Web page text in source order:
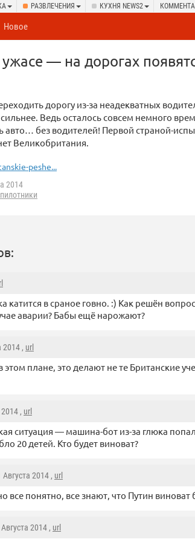
РАЗВЛЕЧЕНИЯ КУХНЯ NEWS2
Новое
— на дорогах
дорогу из-за неадекватных
Ведь осталось совсем немного
авто… без водителей! Первой страной-
Великобритания.
peshe...
2014
катится в сраное говно. :) Как решён
аварии? Бабы ещё нарожают?
2014 , url
этом плане, это делают не те Британские
2014 , url
ситуация — машина-бот из-за глюка
20 детей. Кто будет виноват?
Августа 2014 , url
все понятно, все знают, что Путин виноват
Августа 2014 , url